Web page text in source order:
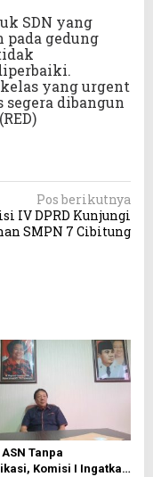
SDN yang
pada gedung
yang urgent
dibangun
Pos berikutnya
IV DPRD Kunjungi
SMPN 7 Cibitung
Tanpa
Komisi I Ingatkan